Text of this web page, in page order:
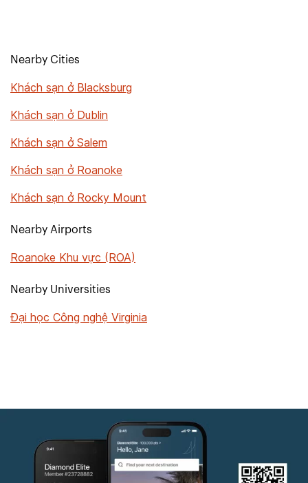
Nearby Cities
Khách sạn ở Blacksburg
Khách sạn ở Dublin
Khách sạn ở Salem
Khách sạn ở Roanoke
Khách sạn ở Rocky Mount
Nearby Airports
Roanoke Khu vực (ROA)
Nearby Universities
Đại học Công nghệ Virginia